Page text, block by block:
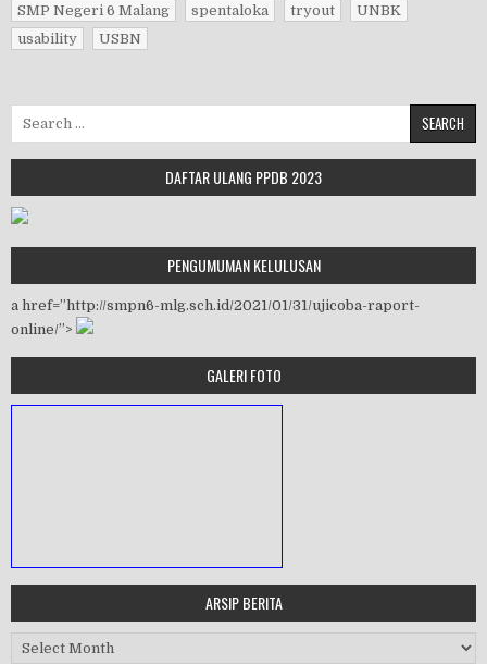
SMP Negeri 6 Malang
spentaloka tryout
UNBK
usability
USBN
DAFTAR ULANG PPDB 2023
PENGUMUMAN KELULUSAN
a href=”http://smpn6-mlg.sch.id/2021/01/31/ujicoba-raport-
online/”>
GALERI FOTO
ARSIP BERITA
Arsip Berita